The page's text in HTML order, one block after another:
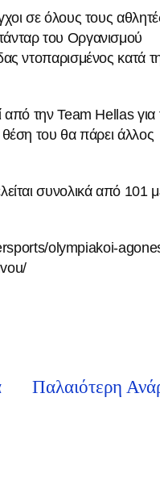
σε όλους τους
του Οργανισμού
ντοπαρισμένος κατά
από την Team Hellas για
του θα πάρει άλλος
συνολικά από 101
olympiakoi-
Παλαιότερη